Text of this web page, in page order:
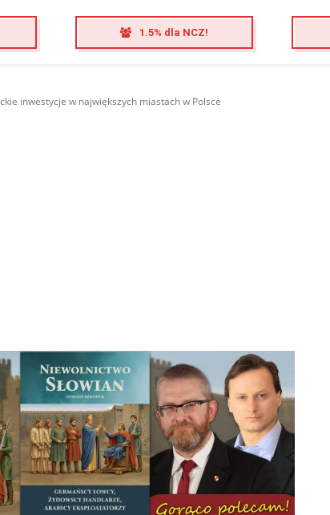
1.5% dla NCZ!
inwestycje w największych miastach w Polsce